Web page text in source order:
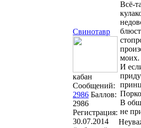
Свинотавр
кабан
Сообщений:
2986 Баллов:
2986
Регистрация:
30.07.2014
Всё-
моих.
И
В
не